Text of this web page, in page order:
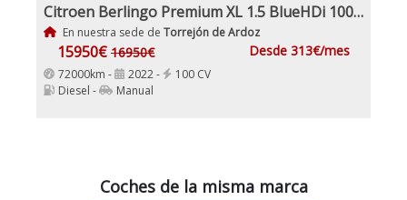
Citroen Berlingo Premium XL 1.5 BlueHDi 100Cv Etiqueta C IVA Garantía Incl Nacional
En nuestra sede de Torrejón de Ardoz
15950€ 16950€ Desde 313€/mes
72000km - 2022 -
100 CV
Diesel -
Manual
Coches de la misma marca